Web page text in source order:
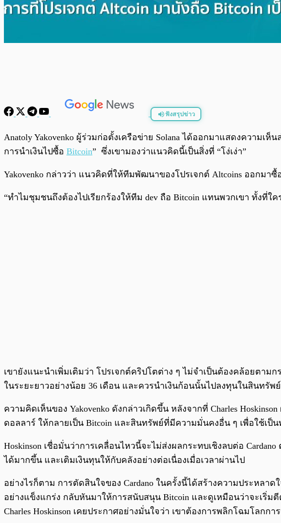
ฟังสรุปข่าว
พร้อมเล่น
Anatoly Yakovenko ผู้ร่วมก่อตั้งเครือข่าย Solana ได้ออกมาแสดงควา
การนำเงินไปซื้อ Bitcoin” ซึ่งเขามองว่าแนวคิดนี้เป็นสิ่งที่ “โง่เง่า”
Yakovenko กล่าวว่า แนวคิดที่ให้ทีมพัฒนาของโปรเจกต์ Altcoins ออกมา
“ทำไมชุมชนถึงต้องไปเรียกร้องให้ทีม dev ถือ Bitcoin แทนพวกเขา ทั้งที่ใ
เขายังแนะนำเพิ่มเติมว่า โปรเจกต์คริปโตต่าง ๆ ไม่จำเป็นต้องคล้อยตา
ในระยะยาวอย่างน้อย 36 เดือน และควรนำเงินก้อนนั้นไปลงทุนในสินทรั
ความคิดเห็นของ Yakovenko ดังกล่าวเกิดขึ้น หลังจากที่ Charles
ดอลลาร์ ให้กลายเป็น Bitcoin และสินทรัพย์ที่มีความมั่นคงอื่น ๆ เพื่อใช้เป็
Hoskinson เชื่อมั่นว่าการเคลื่อนไหวนี้จะไม่ส่งผลกระทบเชิงลบต่อ
ได้มากขึ้น และเติมเงินทุนให้กับคลังอย่างต่อเนื่องเมื่อเวลาผ่านไป
อย่างไรก็ตาม การตัดสินใจของ Cardano ในครั้งนี้ได้สร้างความประหล
อย่างแข็งแกร่ง กลับหันมาให้การสนับสนุน Bitcoin และดูเหมือนว่าจะเริ่ม
Charles Hoskinson เคยประกาศอย่างมั่นใจว่า เขาต้องการพลิกโฉมโลก